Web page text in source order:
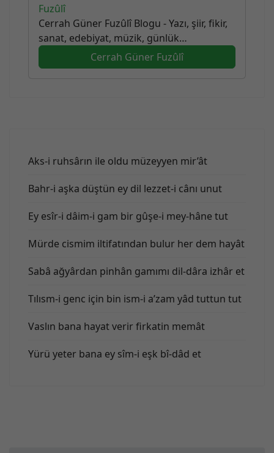
Cerrah Güner Fuzûlî Blogu - Yazı, şiir, fikir,
sanat, edebiyat, müzik, günlük…
Cerrah Güner Fuzûlî
Aks-i ruhsârın ile oldu müzeyyen mir’ât
Bahr-i aşka düştün ey dil lezzet-i cânı unut
Ey esîr-i dâim-i gam bir gûşe-i mey-hâne tut
Mürde cismim iltifatından bulur her dem hayât
Sabâ ağyârdan pinhân gamımı dil-dâra izhâr et
Tılısm-i genc için bin ism-i a’zam yâd tuttun tut
Vaslın bana hayat verir firkatin memât
Yürü yeter bana ey sîm-i eşk bî-dâd et